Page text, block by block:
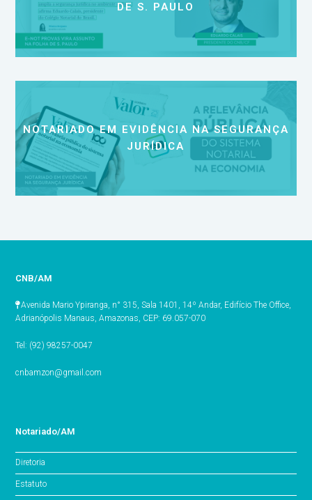
DE S. PAULO
NOTARIADO EM EVIDÊNCIA NA SEGURANÇA
JURÍDICA
CNB/AM
Avenida Mario Ypiranga, n° 315, Sala 1401, 14º Andar, Edifício The Office,
Adrianópolis Manaus, Amazonas, CEP: 69.057-070
Tel: (92) 98257-0047
cnbamzon@gmail.com
Notariado/AM
Diretoria
Estatuto